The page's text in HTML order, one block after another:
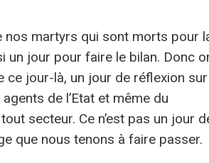
nos martyrs qui sont morts pour
un jour pour faire le bilan. Donc
ce jour-là, un jour de réflexion sur
de l’Etat et même du
secteur. Ce n’est pas un jour
que nous tenons à faire passer.